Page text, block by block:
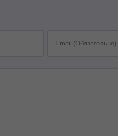
Email (Обязательно)